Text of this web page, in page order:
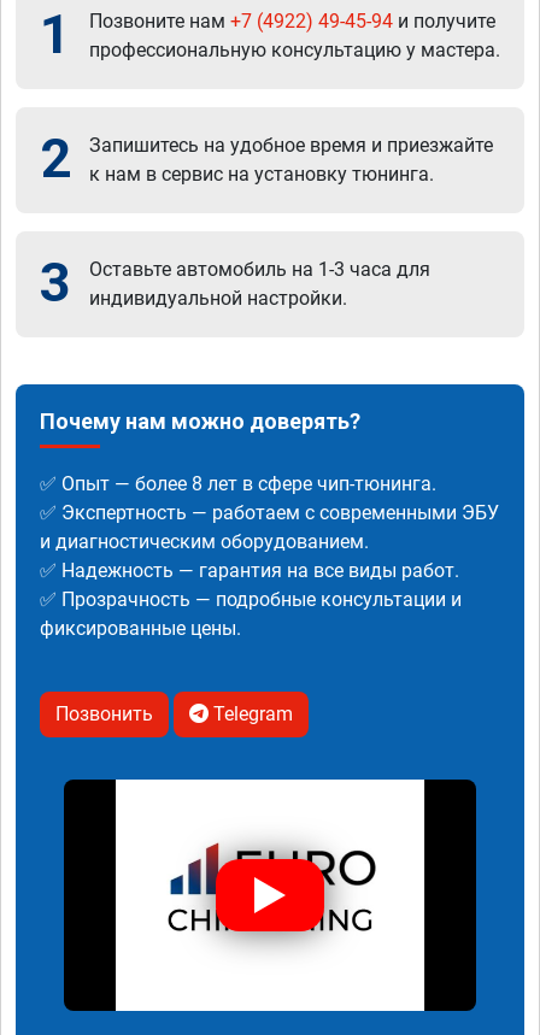
1 Позвоните нам +7 (4922) 49-45-94 и получите
профессиональную консультацию у мастера.
2
Запишитесь на удобное время и приезжайте
к нам в сервис на установку тюнинга.
3
Оставьте автомобиль на 1-3 часа для
индивидуальной настройки.
Почему нам можно доверять?
✅ Опыт — более 8 лет в сфере чип-тюнинга.
✅ Экспертность — работаем с современными ЭБУ
и диагностическим оборудованием.
✅ Надежность — гарантия на все виды работ.
✅ Прозрачность — подробные консультации и
фиксированные цены.
Позвонить Telegram